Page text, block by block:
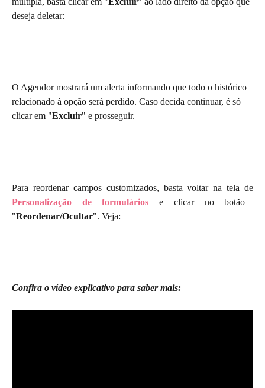
deseja deletar:
O Agendor mostrará um alerta informando que todo o histórico
relacionado à opção será perdido. Caso decida continuar, é só
clicar em "Excluir" e prosseguir.
Para reordenar campos customizados, basta voltar na tela de
Personalização de formulários e clicar no botão
"Reordenar/Ocultar". Veja:
Confira o vídeo explicativo para saber mais: